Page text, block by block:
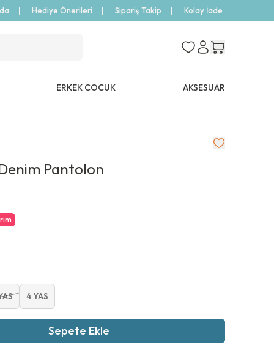
Hediye Önerileri Sipariş Takip Kolay İade
ERKEK COCUK AKSESUAR
Pantolon
4 YAS
Sepete Ekle